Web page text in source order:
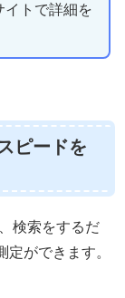
イトで詳細を
ピードを
検索をするだ
ができます。